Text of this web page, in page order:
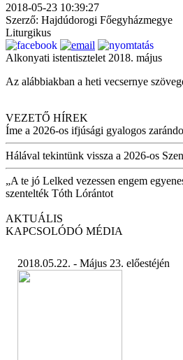
2018-05-23 10:39:27
Szerző: Hajdúdorogi Főegyházmegye
Liturgikus
Alkonyati istentisztelet 2018. május
Az alábbiakban a heti vecsernye
VEZETŐ HÍREK
Íme a 2026-os ifjúsági gyalogos
Hálával tekintünk vissza a 2026-os
„A te jó Lelked vezessen engem
szentelték Tóth Lórántot
AKTUÁLIS
KAPCSOLÓDÓ MÉDIA
2018.05.22. - Május 23. előestéjén